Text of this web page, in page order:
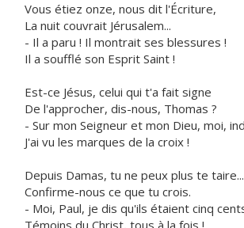
Vous étiez onze, nous dit l'Écriture,
La nuit couvrait Jérusalem...
- Il a paru ! Il montrait ses blessures !
Il a soufflé son Esprit Saint !
Est-ce Jésus, celui qui t'a fait signe
De l'approcher, dis-nous, Thomas ?
- Sur mon Seigneur et mon Dieu, moi,
J'ai vu les marques de la croix !
Depuis Damas, tu ne peux plus te taire...
Confirme-nous ce que tu crois.
- Moi, Paul, je dis qu'ils étaient cinq
Témoins du Christ, tous à la fois !